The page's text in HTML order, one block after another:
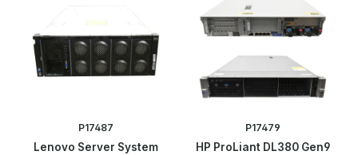
P17487
Lenovo Server System
P17479
HP ProLiant DL380 Gen9